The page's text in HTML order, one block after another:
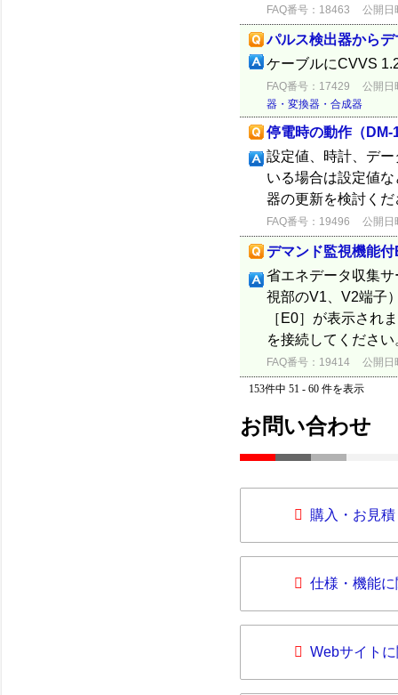
FAQ番号：18463 公開日
パルス検出器から
ケーブルにCVVS
FAQ番号：17429
公開日
器・変換器・合成器
停電時の動作（
設定値、時計、デ
いる場合は設定値
器の更新を検討く
FAQ番号：19496 公開日
デマンド監視機能
省エネデータ収集
視部のV1、V2端子
［E0］が表示され
を接続してくださ
FAQ番号：19414 公開日
153件中 51 - 60 件を表示
お問い合わせ
購入・お見
仕様・機能
Webサイト